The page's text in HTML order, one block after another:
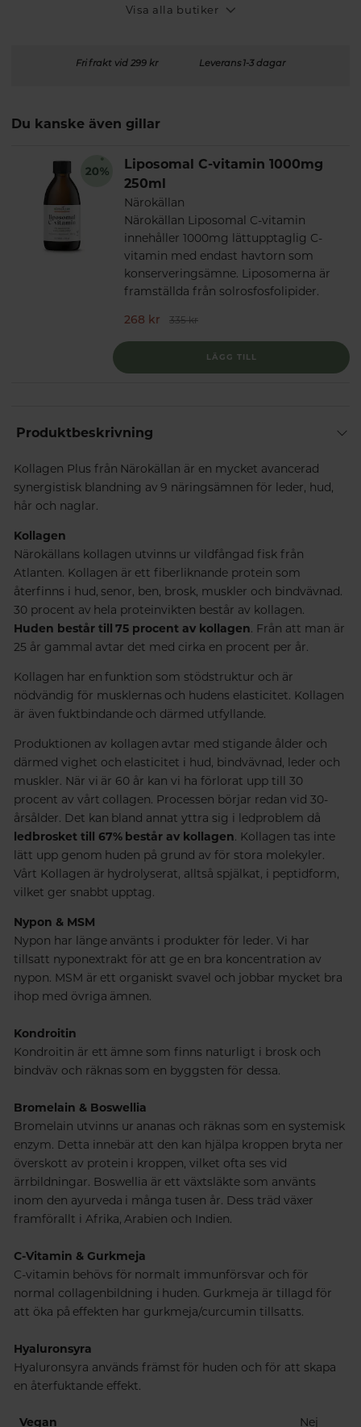
Visa alla butiker
Fri frakt vid 299 kr Leverans 1-3 dagar
Du kanske även gillar
Liposomal C-vitamin 1000mg
250ml
Närokällan
Närokällan Liposomal C-vitamin
innehåller 1000mg lättupptaglig C-
vitamin med endast havtorn som
konserveringsämne. Liposomerna är
framställda från solrosfosfolipider.
268 kr
335 kr
LÄGG TILL
Produktbeskrivning
Kollagen Plus från Närokällan är en mycket avancerad
synergistisk blandning av 9 näringsämnen för leder, hud,
hår och naglar.
Kollagen
Närokällans kollagen utvinns ur vildfångad fisk från
Atlanten. Kollagen är ett fiberliknande protein som
återfinns i hud, senor, ben, brosk, muskler och bindvävnad.
30 procent av hela proteinvikten består av kollagen.
Huden består till 75 procent av kollagen. Från att man är
25 år gammal avtar det med cirka en procent per år.
Kollagen har en funktion som stödstruktur och är
nödvändig för musklernas och hudens elasticitet. Kollagen
är även fuktbindande och därmed utfyllande.
Produktionen av kollagen avtar med stigande ålder och
därmed vighet och elasticitet i hud, bindvävnad, leder och
muskler. När vi är 60 år kan vi ha förlorat upp till 30
procent av vårt collagen. Processen börjar redan vid 30-
årsålder. Det kan bland annat yttra sig i ledproblem då
ledbrosket till 67% består av kollagen. Kollagen tas inte
lätt upp genom huden på grund av för stora molekyler.
Vårt Kollagen är hydrolyserat, alltså spjälkat, i peptidform,
vilket ger snabbt upptag.
Nypon & MSM
Nypon har länge använts i produkter för leder. Vi har
tillsatt nyponextrakt för att ge en bra koncentration av
nypon. MSM är ett organiskt svavel och jobbar mycket bra
ihop med övriga ämnen.
Kondroitin
Kondroitin är ett ämne som finns naturligt i brosk och
bindväv och räknas som en byggsten för dessa.
Bromelain & Boswellia
Bromelain utvinns ur ananas och räknas som en systemisk
enzym. Detta innebär att den kan hjälpa kroppen bryta ner
överskott av protein i kroppen, vilket ofta ses vid
ärrbildningar. Boswellia är ett växtsläkte som använts
inom den ayurveda i många tusen år. Dess träd växer
framförallt i Afrika, Arabien och Indien.
C-Vitamin & Gurkmeja
C-vitamin behövs för normalt immunförsvar och för
normal collagenbildning i huden. Gurkmeja är tillagd för
att öka på effekten har gurkmeja/curcumin tillsatts.
Hyaluronsyra
Hyaluronsyra används främst för huden och för att skapa
en återfuktande effekt.
Vegan Nej